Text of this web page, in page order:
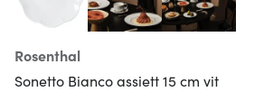
Rosenthal
Sonetto Bianco assiett 15 cm vit